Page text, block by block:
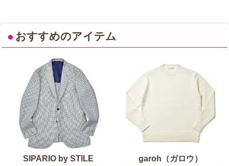
● おすすめのアイテム
SIPARIO by STILE
garoh（ガロウ）